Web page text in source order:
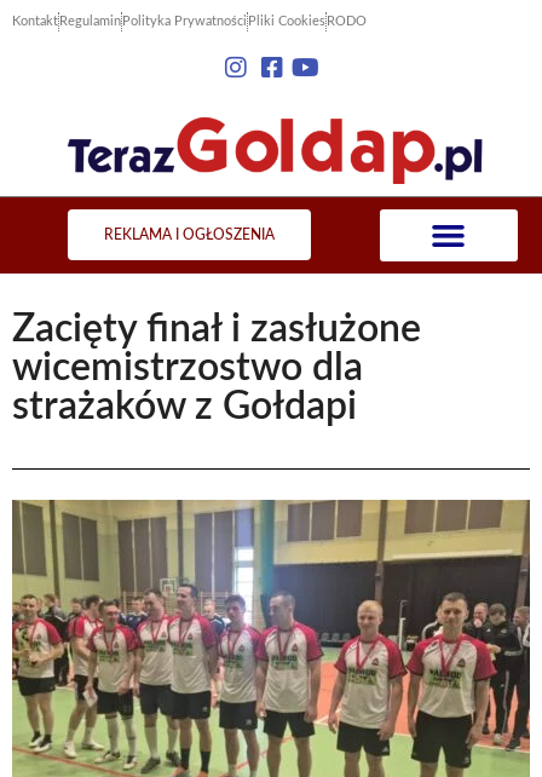
Kontakt Regulamin Polityka Prywatności Pliki Cookies RODO
REKLAMA I OGŁOSZENIA
Zacięty finał i zasłużone
wicemistrzostwo dla
strażaków z Gołdapi